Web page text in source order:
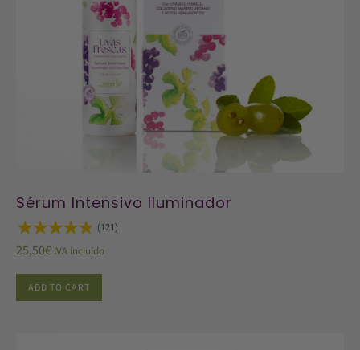
Sérum Intensivo Iluminador
(121)
25,50€ IVA incluido
ADD TO CART